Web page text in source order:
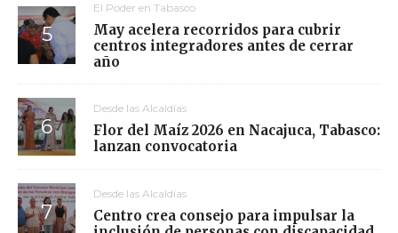
El Poder en Tabasco
May acelera recorridos para cubrir
centros integradores antes de cerrar
año
Desde las Alcaldías
Flor del Maíz 2026 en Nacajuca, Tabasco:
lanzan convocatoria
Desde las Alcaldías
Centro crea consejo para impulsar la